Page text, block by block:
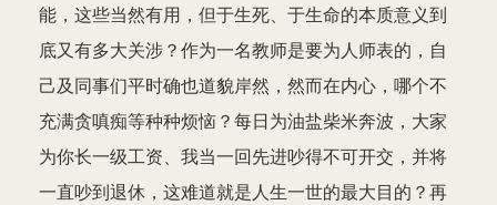
能，这些当然有用，但于生死、于生命的本质意义到
底又有多大关涉？作为一名教师是要为人师表的，自
己及同事们平时确也道貌岸然，然而在内心，哪个不
充满贪嗔痴等种种烦恼？每日为油盐柴米奔波，大家
为你长一级工资、我当一回先进吵得不可开交，并将
一直吵到退休，这难道就是人生一世的最大目的？再